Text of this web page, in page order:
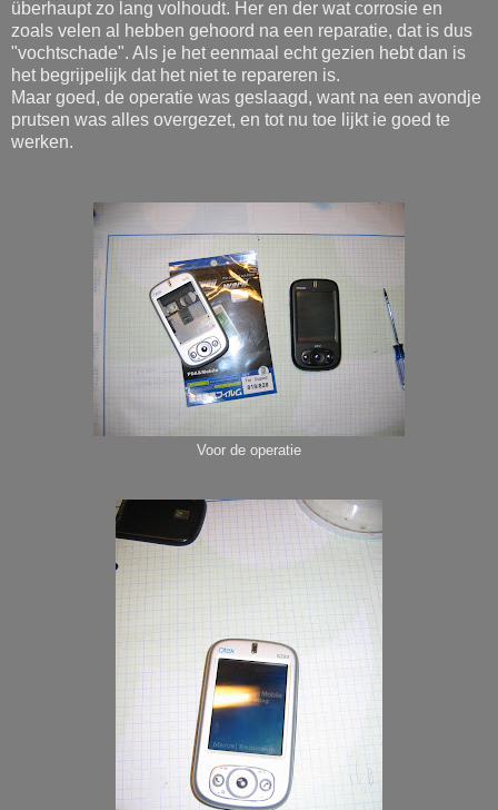
überhaupt zo lang volhoudt. Her en der wat corrosie en
zoals velen al hebben gehoord na een reparatie, dat is dus
"vochtschade". Als je het eenmaal echt gezien hebt dan is
het begrijpelijk dat het niet te repareren is.
Maar goed, de operatie was geslaagd, want na een avondje
prutsen was alles overgezet, en tot nu toe lijkt ie goed te
werken.
Voor de operatie